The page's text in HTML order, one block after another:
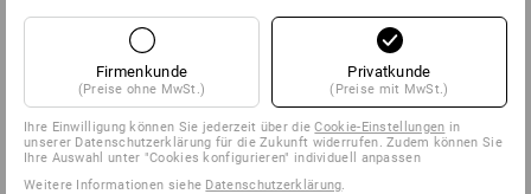
Firmenkunde
(Preise ohne MwSt.)
Privatkunde
(Preise mit MwSt.)
Ihre Einwilligung können Sie jederzeit über dieCookie-Einstellungen in
unserer Datenschutzerklärung für die Zukunft widerrufen. Zudem können Sie
Ihre Auswahl unter "Cookies konfigurieren" individuell anpassen
Weitere Informationen siehe Datenschutzerklärung.